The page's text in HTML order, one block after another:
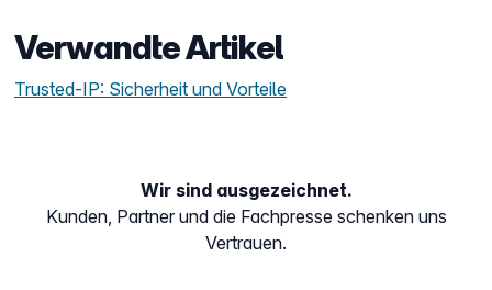
Verwandte Artikel
Trusted-IP: Sicherheit und Vorteile
Wir sind ausgezeichnet.
Kunden, Partner und die Fachpresse schenken uns
Vertrauen.